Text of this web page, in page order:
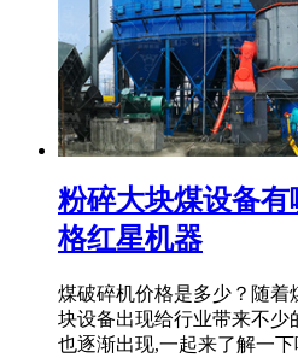
粉碎大块煤设备
格红星机器
煤破碎机价格是多少？随着
块设备出现给行业带来不少
也逐渐出现,一起来了解一